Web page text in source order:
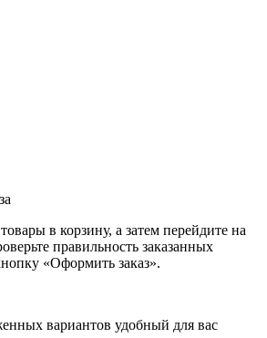
в корзину, а затем перейдите на
правильность заказанных
«Оформить заказ».
вариантов удобный для вас